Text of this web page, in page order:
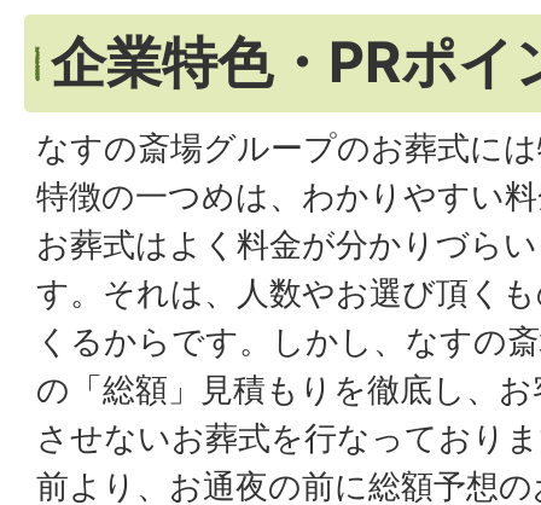
企業特色・PRポイ
なすの斎場グループのお葬式に
特徴の一つめは、わかりやすい
お葬式はよく料金が分かりづら
す。それは、人数やお選び頂く
くるからです。しかし、なすの
の「総額」見積もりを徹底し、
させないお葬式を行なっており
前より、お通夜の前に総額予想